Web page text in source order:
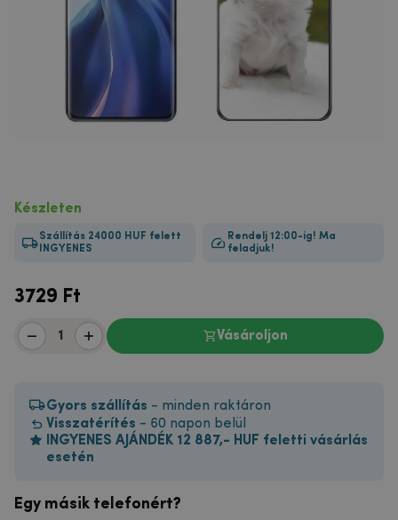
Készleten
Szállítás 24000 HUF felett
INGYENES
Rendelj 12:00-ig! Ma
feladjuk!
3729 Ft
Vásároljon
Gyors szállítás - minden raktáron
Visszatérítés - 60 napon belül
INGYENES AJÁNDÉK 12 887,- HUF feletti vásárlás
esetén
Egy másik telefonért?